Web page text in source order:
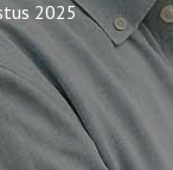
2025